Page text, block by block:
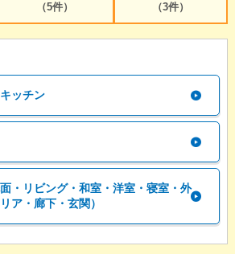
（5件）
（3件）
ッチン
・リビング・和室・洋室・寝室・外
ア・廊下・玄関）